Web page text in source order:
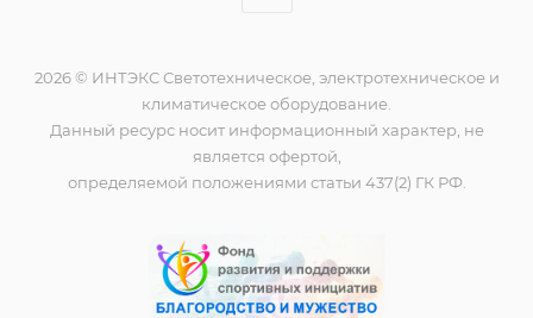
2026 © ИНТЭКС Светотехническое, электротехническое и
климатическое оборудование.
Данный ресурс носит информационный характер, не
является офертой,
определяемой положениями статьи 437(2) ГК РФ.